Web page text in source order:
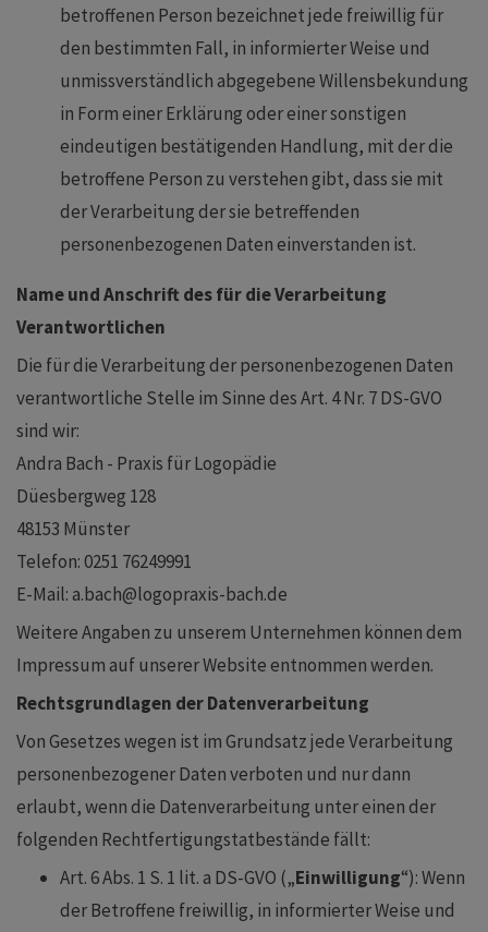
betroffenen Person bezeichnet jede freiwillig für
den bestimmten Fall, in informierter Weise und
unmissverständlich abgegebene Willensbekundung
in Form einer Erklärung oder einer sonstigen
eindeutigen bestätigenden Handlung, mit der die
betroffene Person zu verstehen gibt, dass sie mit
der Verarbeitung der sie betreffenden
personenbezogenen Daten einverstanden ist.
Name und Anschrift des für die Verarbeitung
Verantwortlichen
Die für die Verarbeitung der personenbezogenen Daten
verantwortliche Stelle im Sinne des Art. 4 Nr. 7 DS-GVO
sind wir:
Andra Bach - Praxis für Logopädie
Düesbergweg 128
48153 Münster
Telefon: 0251 76249991
E-Mail: a.bach@logopraxis-bach.de
Weitere Angaben zu unserem Unternehmen können dem
Impressum auf unserer Website entnommen werden.
Rechtsgrundlagen der Datenverarbeitung
Von Gesetzes wegen ist im Grundsatz jede Verarbeitung
personenbezogener Daten verboten und nur dann
erlaubt, wenn die Datenverarbeitung unter einen der
folgenden Rechtfertigungstatbestände fällt:
Art. 6 Abs. 1 S. 1 lit. a DS-GVO („Einwilligung“): Wenn
der Betroffene freiwillig, in informierter Weise und